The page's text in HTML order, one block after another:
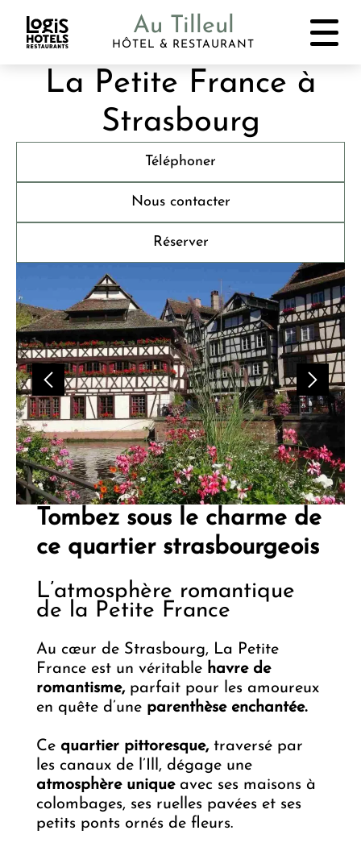
Au Tilleul
HÔTEL & RESTAURANT
La Petite France à
Strasbourg
Téléphoner
Nous contacter
Réserver
Tombez sous le charme de
ce quartier strasbourgeois
L’atmosphère romantique
de la Petite France
Au cœur de Strasbourg, La Petite
France est un véritable havre de
romantisme,parfait pour les amoureux
en quête d’une parenthèse enchantée.
Ce quartier pittoresque,traversé par
les canaux de l’Ill, dégage une
atmosphère uniqueavec ses maisons à
colombages, ses ruelles pavées et ses
petits ponts ornés de fleurs.